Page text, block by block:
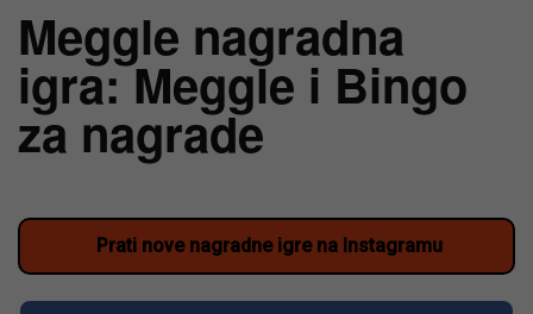
Meggle nagradna
igra: Meggle i Bingo
za nagrade
Prati nove nagradne igre na Instagramu